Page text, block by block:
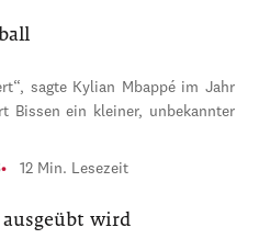
sagte Kylian Mbappé im Jahr
Bissen ein kleiner, unbekannter
12 Min. Lesezeit
wird